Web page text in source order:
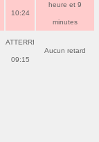
10:24
heure et 9
minutes
ATTERRI
09:15
Aucun retard